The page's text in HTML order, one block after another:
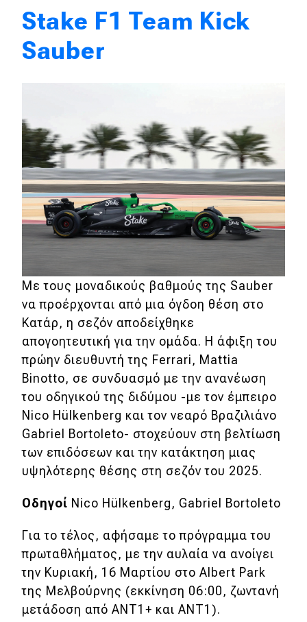
Stake F1 Team Kick
Sauber
Με τους μοναδικούς βαθμούς της Sauber
να προέρχονται από μια όγδοη θέση στο
Κατάρ, η σεζόν αποδείχθηκε
απογοητευτική για την ομάδα. Η άφιξη του
πρώην διευθυντή της Ferrari, Mattia
Binotto, σε συνδυασμό με την ανανέωση
του οδηγικού της διδύμου -με τον έμπειρο
Nico Hülkenberg και τον νεαρό Βραζιλιάνο
Gabriel Bortoleto- στοχεύουν στη βελτίωση
των επιδόσεων και την κατάκτηση μιας
υψηλότερης θέσης στη σεζόν του 2025.
Οδηγοί Nico Hülkenberg, Gabriel Bortoleto
Για το τέλος, αφήσαμε το πρόγραμμα του
πρωταθλήματος, με την αυλαία να ανοίγει
την Κυριακή, 16 Μαρτίου στο Albert Park
της Μελβούρνης (εκκίνηση 06:00, ζωντανή
μετάδοση από ANT1+ και ΑΝΤ1).